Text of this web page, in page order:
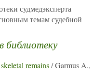
судмедэксперта
темам судебной
библиотеку
remains/ Garmus A.,